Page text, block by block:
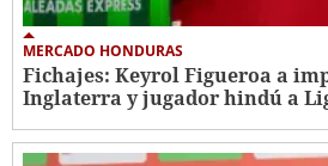
MERCADO HONDURAS
Fichajes: Keyrol Figueroa a
Inglaterra y jugador hindú a